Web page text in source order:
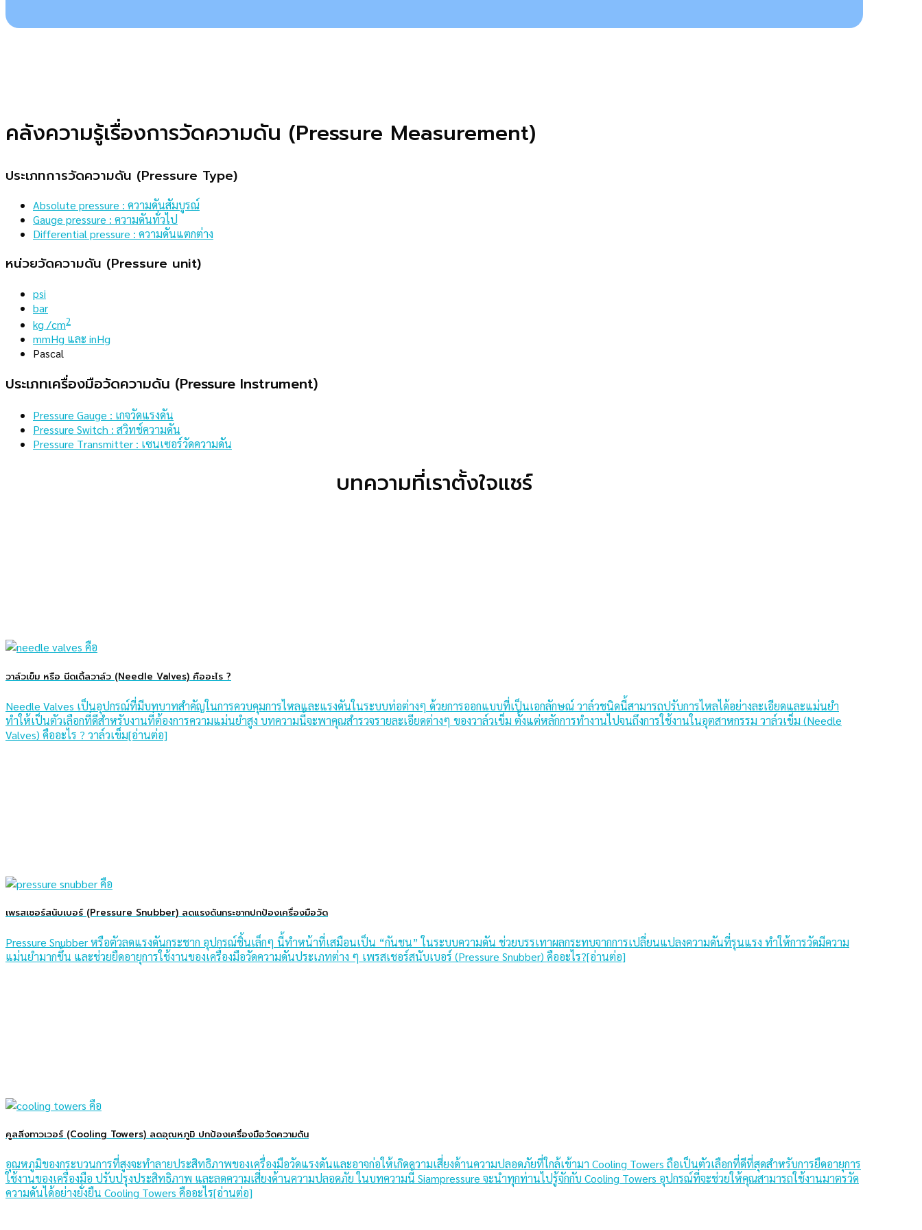
คลังความรู้เรื่องการวัดความดัน (Pressure Measurement)
ประเภทการวัดความดัน (Pressure Type)
Absolute pressure : ความดันสัมบูรณ์
Gauge pressure : ความดันทั่วไป
Differential pressure : ความดันแตกต่าง
หน่วยวัดความดัน (Pressure unit)
psi
bar
kg /cm2
mmHg และ inHg
Pascal
ประเภทเครื่องมือวัดความดัน (Pressure Instrument)
Pressure Gauge : เกจวัดแรงดัน
Pressure Switch : สวิทช์ความดัน
Pressure Transmitter : เซนเซอร์วัดความดัน
บทความที่เราตั้งใจแชร์
วาล์วเข็ม หรือ นีดเดิ้ลวาล์ว (Needle Valves) คืออะไร ?
Needle Valves เป็นอุปกรณ์ที่มีบทบาทสำคัญในการควบคุมการไหลและแรงดันในระบบท่อต่างๆ ด้วยการออกแบบที่เป็นเอกลักษณ์ วาล์วชนิดนี้สามารถปรับการไหลได้อย่างละเอียดและแม่นยำ
ทำให้เป็นตัวเลือกที่ดีสำหรับงานที่ต้องการความแม่นยำสูง บทความนี้จะพาคุณสำรวจรายละเอียดต่างๆ ของวาล์วเข็ม ตั้งแต่หลักการทำงานไปจนถึงการใช้งานในอุตสาหกรรม วาล์วเข็ม (Needle
Valves) คืออะไร ? วาล์วเข็ม[อ่านต่อ]
เพรสเชอร์สนับเบอร์ (Pressure Snubber) ลดแรงดันกระชากปกป้องเครื่องมือวัด
Pressure Snubber หรือตัวลดแรงดันกระชาก อุปกรณ์ชิ้นเล็กๆ นี้ทำหน้าที่เสมือนเป็น “กันชน” ในระบบความดัน ช่วยบรรเทาผลกระทบจากการเปลี่ยนแปลงความดันที่รุนแรง ทำให้การวัดมีความ
แม่นยำมากขึ้น และช่วยยืดอายุการใช้งานของเครื่องมือวัดความดันประเภทต่าง ๆ เพรสเชอร์สนับเบอร์ (Pressure Snubber) คืออะไร?[อ่านต่อ]
คูลลิ่งทาวเวอร์ (Cooling Towers) ลดอุณหภูมิ ปกป้องเครื่องมือวัดความดัน
อุณหภูมิของกระบวนการที่สูงจะทําลายประสิทธิภาพของเครื่องมือวัดแรงดันและอาจก่อให้เกิดความเสี่ยงด้านความปลอดภัยที่ใกล้เข้ามา Cooling Towers ถือเป็นตัวเลือกที่ดีที่สุดสําหรับการยืดอายุการ
ใช้งานของเครื่องมือ ปรับปรุงประสิทธิภาพ และลดความเสี่ยงด้านความปลอดภัย ในบทความนี้ Siampressure จะนำทุกท่านไปรู้จักกับ Cooling Towers อุปกรณ์ที่จะช่วยให้คุณสามารถใช้งานมาตรวัด
ความดันได้อย่างยั่งยืน Cooling Towers คืออะไร[อ่านต่อ]